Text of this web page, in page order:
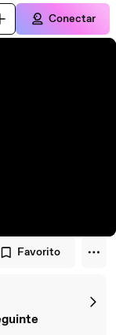
Conectar
Favorito